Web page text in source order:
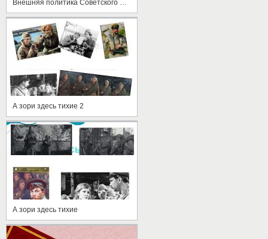
А зори здесь тихие 2
А зори здесь тихие